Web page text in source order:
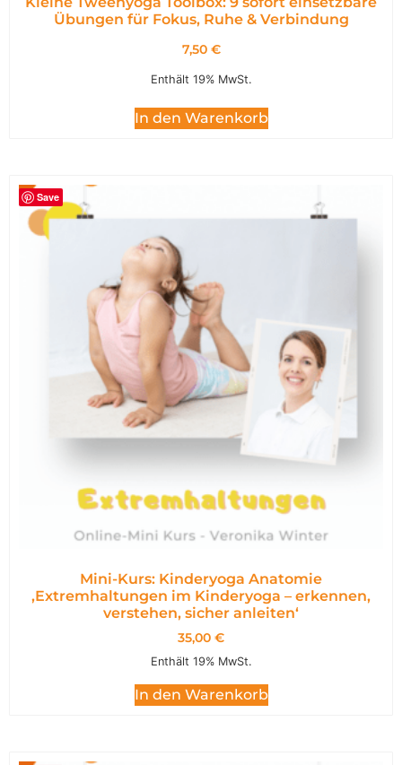
Übungen für Fokus, Ruhe & Verbindung
7,50 €
Enthält 19% MwSt.
In den Warenkorb
Save
Mini-Kurs: Kinderyoga Anatomie
,Extremhaltungen im Kinderyoga – erkennen,
verstehen, sicher anleiten‘
35,00 €
Enthält 19% MwSt.
In den Warenkorb